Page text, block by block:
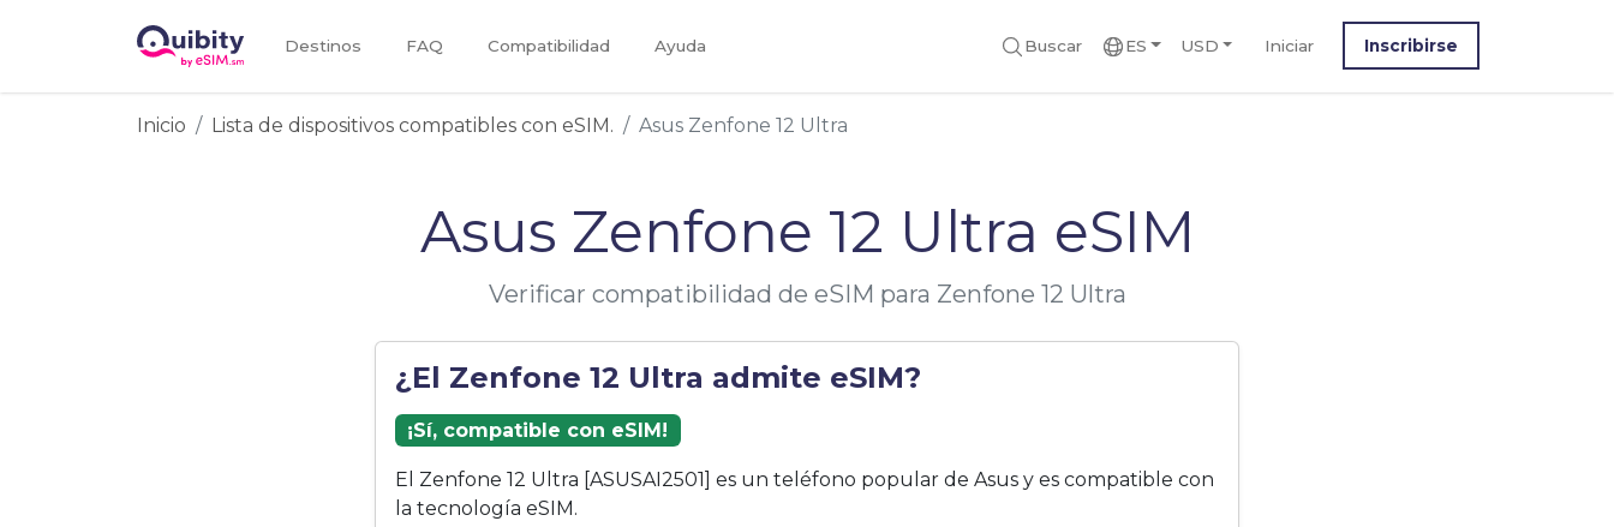
Destinos FAQ Compatibilidad Ayuda Buscar ES USD Iniciar Inscribirse
Inicio Lista de dispositivos compatibles con eSIM. Asus Zenfone 12 Ultra
Asus Zenfone 12 Ultra eSIM
Verificar compatibilidad de eSIM para Zenfone 12 Ultra
¿El Zenfone 12 Ultra admite eSIM?
¡Sí, compatible con eSIM!
El Zenfone 12 Ultra [ASUSAI2501] es un teléfono popular de Asus y es compatible con
la tecnología eSIM.